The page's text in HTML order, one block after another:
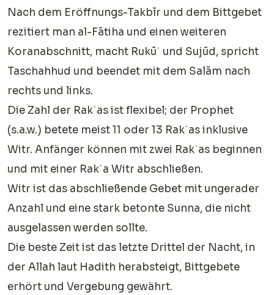
Nach dem Eröffnungs-Takbīr und dem Bittgebet
rezitiert man al-Fātiha und einen weiteren
Koranabschnitt, macht Rukūʿ und Sujūd, spricht
Taschahhud und beendet mit dem Salām nach
rechts und links.
Die Zahl der Rakʿas ist flexibel; der Prophet
(s.a.w.) betete meist 11 oder 13 Rakʿas inklusive
Witr. Anfänger können mit zwei Rakʿas beginnen
und mit einer Rakʿa Witr abschließen.
Witr ist das abschließende Gebet mit ungerader
Anzahl und eine stark betonte Sunna, die nicht
ausgelassen werden sollte.
Die beste Zeit ist das letzte Drittel der Nacht, in
der Allah laut Hadith herabsteigt, Bittgebete
erhört und Vergebung gewährt.